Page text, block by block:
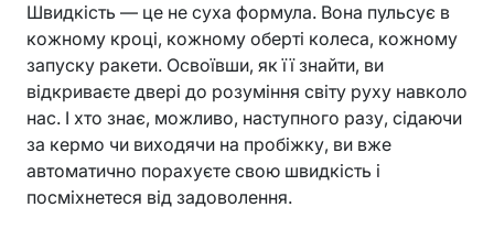
Швидкість — це не суха формула. Вона пульсує в
кожному кроці, кожному оберті колеса, кожному
запуску ракети. Освоївши, як її знайти, ви
відкриваєте двері до розуміння світу руху навколо
нас. І хто знає, можливо, наступного разу, сідаючи
за кермо чи виходячи на пробіжку, ви вже
автоматично порахуєте свою швидкість і
посміхнетеся від задоволення.